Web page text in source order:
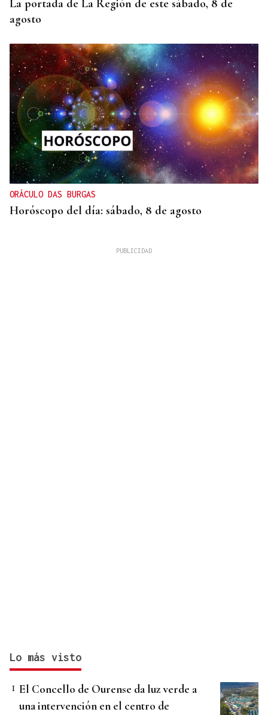
La portada de La Región de este sábado, 8 de
agosto
ORÁCULO DAS BURGAS
Horóscopo del día: sábado, 8 de agosto
Lo más visto
El Concello de Ourense da luz verde a
una intervención en el centro de